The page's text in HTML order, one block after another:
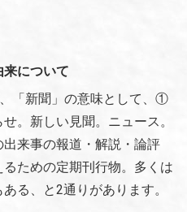
来について
「新聞」の意味として、①
。新しい見聞。ニュース。
来事の報道・解説・論評
ための定期刊行物。多くは
る、と2通りがあります。